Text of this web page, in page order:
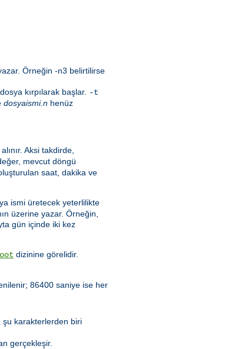
Örneğin -n3 belirtilirse
kırpılarak başlar. -t
dosyaismi.n henüz
Aksi takdirde,
mevcut döngü
saat, dakika ve
ismi üretecek yeterlilikte
üzerine yazar. Örneğin,
gün içinde iki kez
dizinine görelidir.
86400 saniye ise her
şu karakterlerden biri
gerçekleşir.